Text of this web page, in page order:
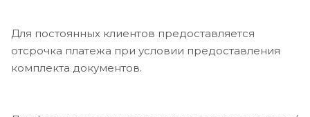
Для постоянных клиентов предоставляется
отсрочка платежа при условии предоставления
комплекта документов.